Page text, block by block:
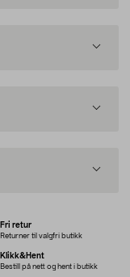
Fri retur
Returner til valgfri butikk
Klikk&Hent
Bestill på nett og hent i butikk